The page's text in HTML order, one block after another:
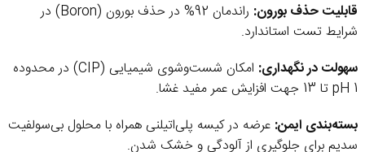
قابلیت حذف بورون:
راندمان ‎%92 در حذف بورون (Boron) در
شرایط تست استاندارد.
سهولت در نگهداری:
امکان شست‌وشوی شیمیایی (CIP) در محدوده
pH 1 تا 13 جهت افزایش عمر مفید غشا.
بسته‌بندی ایمن: عرضه در کیسه پلی‌اتیلنی همراه با محلول بی‌سولفیت
سدیم برای جلوگیری از آلودگی و خشک شدن.